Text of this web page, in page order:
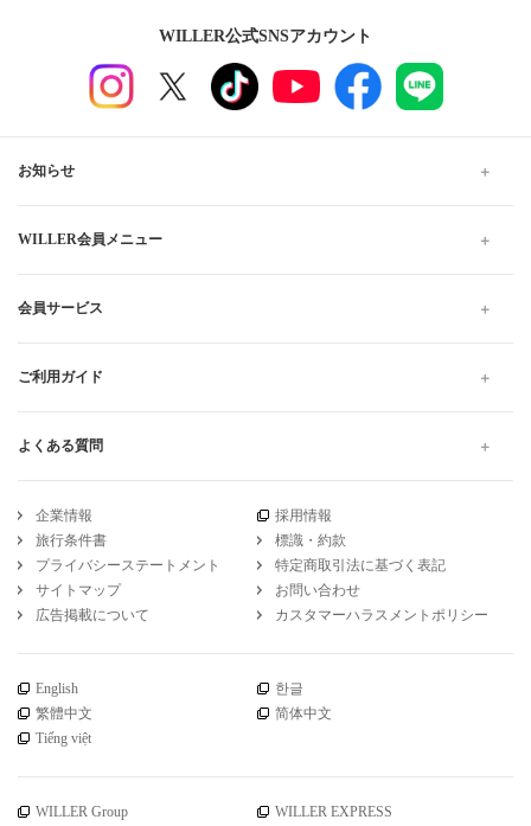
WILLER公式SNSアカウント
お知らせ
WILLER会員メニュー
会員サービス
ご利用ガイド
よくある質問
企業情報
採用情報
旅行条件書
標識・約款
プライバシーステートメント
特定商取引法に基づく表記
サイトマップ
お問い合わせ
広告掲載について
カスタマーハラスメントポリシー
English
한글
繁體中文
简体中文
Tiếng việt
WILLER Group WILLER EXPRESS